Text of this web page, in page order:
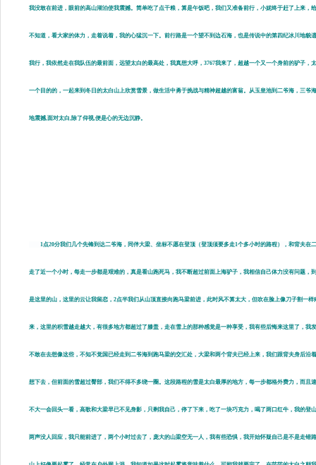
我没敢在前进，眼前的高山湖泊使我震撼。简单吃了点干粮，算是午饭吧，我们又准备前行，小妮终于赶了上来
不知道，看大家的体力，走着说着，我的心猛沉一下。前行路是一个望不到边石海，也是传说中的第四纪冰川地
我行，我依然走在我队伍的最前面，远望太白的最高处，我真想大呼，3767我来了，超越一个又一个身前的驴子
一个目的的，一起来到冬日的太白山上欣赏雪景，做生活中勇于挑战与精神超越的富翁。从玉皇池到二爷海，三
地震撼,面对太白,除了仰视,便是心的无边沉静。
1点20分我们几个先锋到达二爷海，同伴大梁、坐标不愿在登顶（登顶须要多走1个多小时的路程），和背夫在
走了近一个小时，每走一步都是艰难的，真是看山跑死马，我不断超过前面上海驴子，我相信自己体力没有问题
是这里的山，这里的云让我留恋，2点半我们从山顶直接向跑马梁前进，此时风不算太大，但吹在脸上像刀子割一
来，这里的积雪越走越大，有很多地方都超过了膝盖，走在雪上的那种感觉是一种享受，我有些后悔来这里了，
不敢在去想像这些，不知不觉国已经走到二爷海到跑马梁的交汇处，大梁和两个背夫已经上来，我们跟背夫身后
想下去，但前面的雪超过臀部，我们不得不多绕一圈。这段路程的雪是太白最厚的地方，每一步都格外费力，而
不大一会回头一看，高歌和大梁早已不见身影，只剩我自己，停了下来，吃了一块巧克力，喝了两口红牛，我的
两声没人回应，我只能前进了，两个小时过去了，庞大的山梁空无一人，我有些恐惧，我开始怀疑自己是不是走